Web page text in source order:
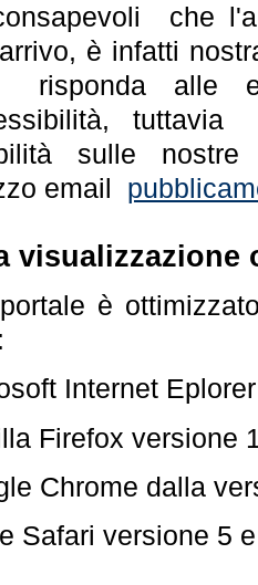
che
è infatti
risponda alle
sulle
email
visualizzazione
è
Internet
Firefox versione
Chrome dalla
Safari versione 5